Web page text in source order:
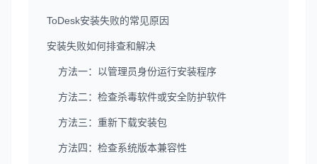
ToDesk安装失败的常见原因
安装失败如何排查和解决
方法一：以管理员身份运行安装程序
方法二：检查杀毒软件或安全防护软件
方法三：重新下载安装包
方法四：检查系统版本兼容性